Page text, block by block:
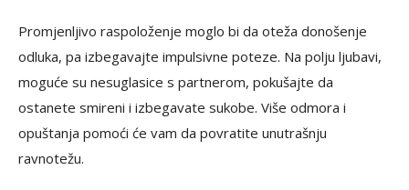
Promjenljivo raspoloženje moglo bi da oteža donošenje
odluka, pa izbegavajte impulsivne poteze. Na polju ljubavi,
moguće su nesuglasice s partnerom, pokušajte da
ostanete smireni i izbegavate sukobe. Više odmora i
opuštanja pomoći će vam da povratite unutrašnju
ravnotežu.